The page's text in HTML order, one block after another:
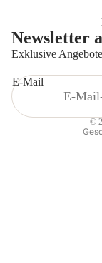
Newsletter
Exklusive
E-Mail
©
Widerrufsrecht
Impressum